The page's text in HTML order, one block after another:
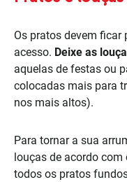
Os pratos devem ficar
acesso. Deixe as
aquelas de festas ou
colocadas mais para
nos mais altos).
Para tornar a sua
louças de acordo
todos os pratos